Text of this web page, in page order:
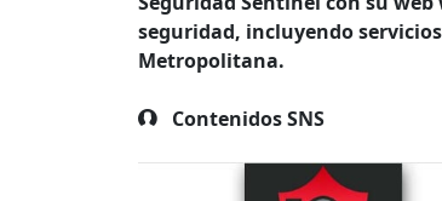
seguridad, incluyendo
Metropolitana.
Contenidos SNS